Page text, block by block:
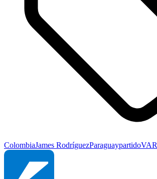
ColombiaJames RodríguezParaguaypartidoVAR